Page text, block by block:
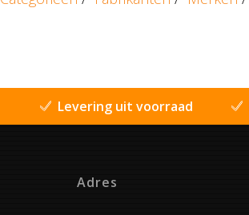
Levering uit voorraad
Adres